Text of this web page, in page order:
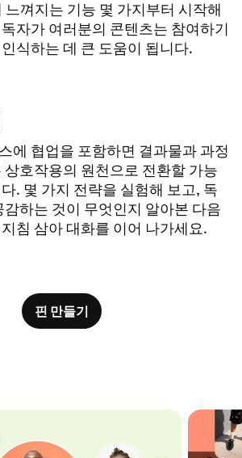
느껴지는 기능 몇 가지부터 시작해
자가 여러분의 콘텐츠는 참여하기
식하는 데 큰 도움이 됩니다.
에 협업을 포함하면 결과물과 과정
상호작용의 원천으로 전환할 가능
. 몇 가지 전략을 실험해 보고, 독
감하는 것이 무엇인지 알아본 다음
침 삼아 대화를 이어 나가세요.
핀 만들기